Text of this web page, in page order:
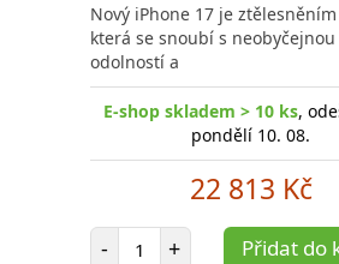
Nový iPhone 17 je
která se snoubí s neobyčejnou
odolností a
E-shop skladem > 10 ks,
pondělí 10. 08.
22 813 Kč
- Počet položek
+ Přidat do